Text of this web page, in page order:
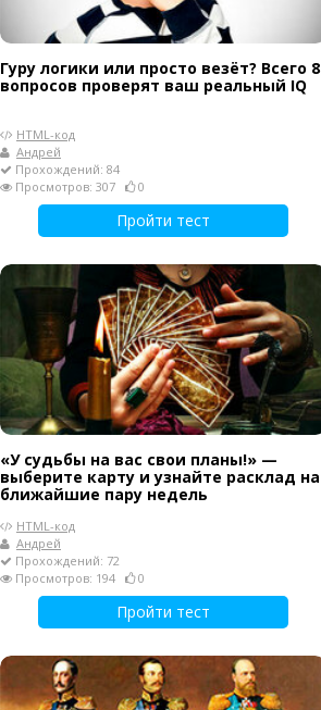
Гуру логики или просто везёт? Всего 8
вопросов проверят ваш реальный IQ
HTML-код
Андрей
Прохождений: 84
Просмотров: 307
0
Пройти тест
«У судьбы на вас свои планы!» —
выберите карту и узнайте расклад на
ближайшие пару недель
HTML-код
Андрей
Прохождений: 72
Просмотров: 194
0
Пройти тест